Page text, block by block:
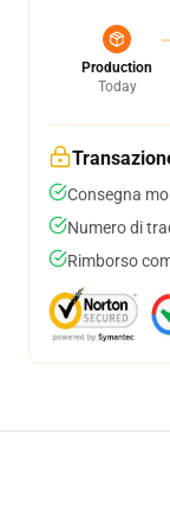
Production
Today
Consegna
Numero di
Rimborso